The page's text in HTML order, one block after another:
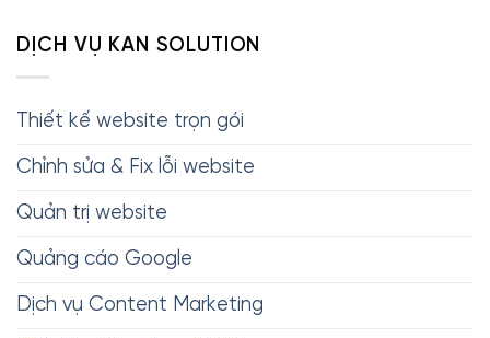
DỊCH VỤ KAN SOLUTION
Thiết kế website trọn gói
Chỉnh sửa & Fix lỗi website
Quản trị website
Quảng cáo Google
Dịch vụ Content Marketing